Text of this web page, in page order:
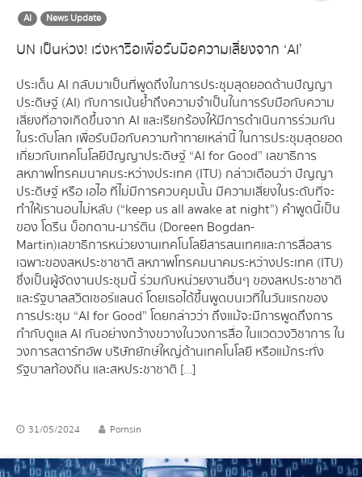
AI News Update
UN เป็นห่วง! เร่งหารือเพื่อรับมือความเสี่ยงจาก ‘AI’
ประเด็น AI กลับมาเป็นที่พูดถึงในการประชุมสุดยอดด้านปัญญา
ประดิษฐ์ (AI) กับการเน้นย้ำถึงความจำเป็นในการรับมือกับความ
เสี่ยงที่อาจเกิดขึ้นจาก AI และเรียกร้องให้มีการดำเนินการร่วมกัน
ในระดับโลก เพื่อรับมือกับความท้าทายเหล่านี้ ในการประชุมสุดยอด
เกี่ยวกับเทคโนโลยีปัญญาประดิษฐ์ “AI for Good” เลขาธิการ
สหภาพโทรคมนาคมระหว่างประเทศ (ITU) กล่าวเตือนว่า ปัญญา
ประดิษฐ์ หรือ เอไอ ที่ไม่มีการควบคุมนั้น มีความเสี่ยงในระดับที่จะ
ทำให้เรานอนไม่หลับ (“keep us all awake at night”) คำพูดนี้เป็น
ของ โดรีน บ็อกดาน-มาร์ติน (Doreen Bogdan-
Martin) เลขาธิการหน่วยงานเทคโนโลยีสารสนเทศและการสื่อสาร
เฉพาะของสหประชาชาติ สหภาพโทรคมนาคมระหว่างประเทศ (ITU)
ซึ่งเป็นผู้จัดงานประชุมนี้ ร่วมกับหน่วยงานอื่นๆ ของสหประชาชาติ
และรัฐบาลสวิตเซอร์แลนด์ โดยเธอได้ขึ้นพูดบนเวทีในวันแรกของ
การประชุม “AI for Good” โดยกล่าวว่า ถึงแม้จะมีการพูดถึงการ
กำกับดูแล AI กันอย่างกว้างขวางในวงการสื่อ ในแวดวงวิชาการ ใน
วงการสตาร์ทอัพ บริษัทยักษ์ใหญ่ด้านเทคโนโลยี หรือแม้กระทั่ง
รัฐบาลท้องถิ่น และสหประชาชาติ […]
31/05/2024 Pornsin